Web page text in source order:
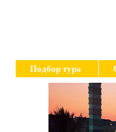
Подбор тура